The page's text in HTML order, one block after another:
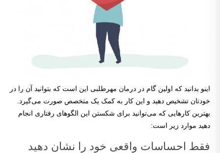
اینو بدانید که اولین گام در درمان مهرطلبی این است که بتوانید آن را در
خودتان تشخیص دهید و این کار به کمک یک متخصص صورت می‌گیرد.
بهترین کارهایی که می‌توانید برای شکستن این الگوهای رفتاری انجام
دهید موارد زیر است:
فقط احساسات واقعی خود را نشان دهید